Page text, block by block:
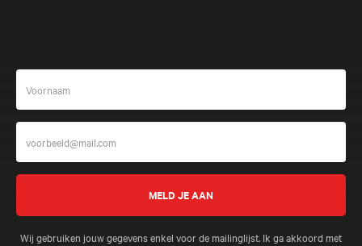
Wij gebruiken jouw gegevens enkel voor de mailinglijst. Ik ga akkoord met